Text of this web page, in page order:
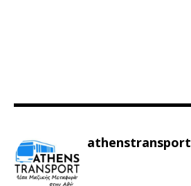
athenstransport